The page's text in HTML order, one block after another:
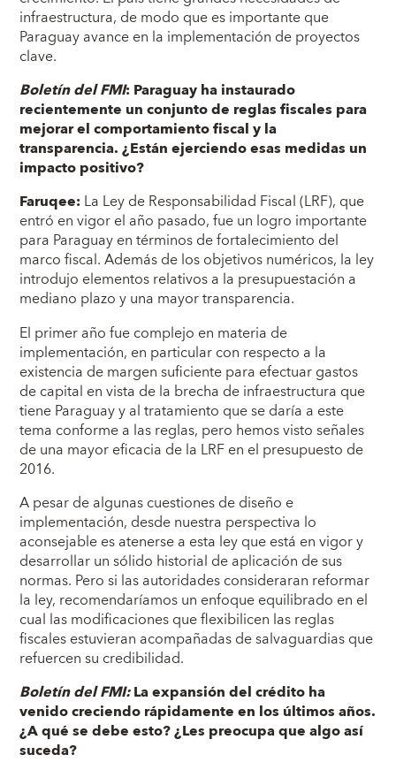
infraestructura, de modo que es importante que
Paraguay avance en la implementación de proyectos
clave.
Boletín del FMI: Paraguay ha instaurado
recientemente un conjunto de reglas fiscales para
mejorar el comportamiento fiscal y la
transparencia. ¿Están ejerciendo esas medidas un
impacto positivo?
Faruqee:La Ley de Responsabilidad Fiscal (LRF), que
entró en vigor el año pasado, fue un logro importante
para Paraguay en términos de fortalecimiento del
marco fiscal. Además de los objetivos numéricos, la ley
introdujo elementos relativos a la presupuestación a
mediano plazo y una mayor transparencia.
El primer año fue complejo en materia de
implementación, en particular con respecto a la
existencia de margen suficiente para efectuar gastos
de capital en vista de la brecha de infraestructura que
tiene Paraguay y al tratamiento que se daría a este
tema conforme a las reglas, pero hemos visto señales
de una mayor eficacia de la LRF en el presupuesto de
2016.
A pesar de algunas cuestiones de diseño e
implementación, desde nuestra perspectiva lo
aconsejable es atenerse a esta ley que está en vigor y
desarrollar un sólido historial de aplicación de sus
normas. Pero si las autoridades consideraran reformar
la ley, recomendaríamos un enfoque equilibrado en el
cual las modificaciones que flexibilicen las reglas
fiscales estuvieran acompañadas de salvaguardias que
refuercen su credibilidad.
Boletín del FMI:La expansión del crédito ha
venido creciendo rápidamente en los últimos años.
¿A qué se debe esto? ¿Les preocupa que algo así
suceda?